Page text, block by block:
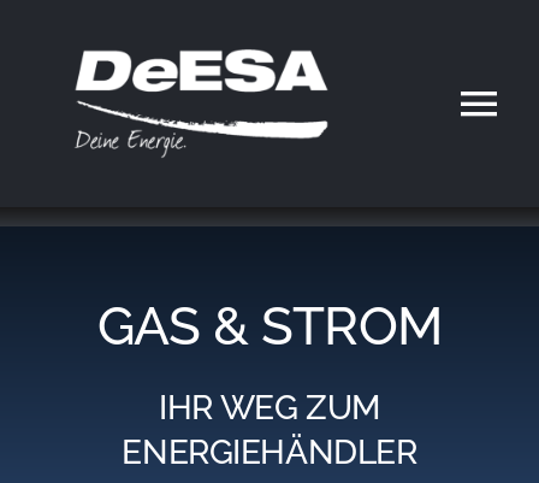
Geschäftsfelder
Partner werden
GAS & STROM
IHR WEG ZUM
ENERGIEHÄNDLER